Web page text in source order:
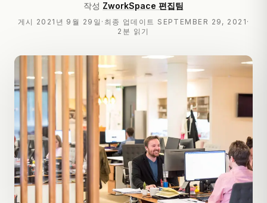
작성 ZworkSpace 편집팀
게시 2021년 9월 29일 · 최종 업데이트 SEPTEMBER 29, 2021 ·
2분 읽기